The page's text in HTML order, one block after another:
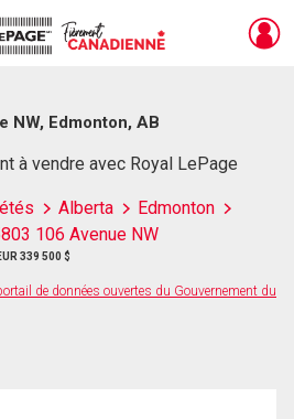
NW, Edmonton, AB
à vendre avec Royal LePage
Alberta
Edmonton
106 Avenue NW
339 500 $
de données ouvertes du Gouvernement du